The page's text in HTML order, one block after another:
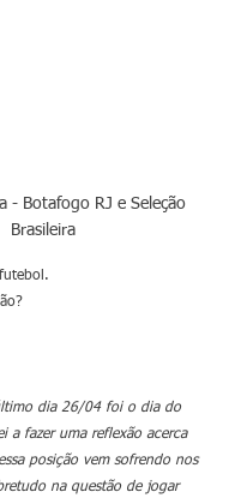
- Botafogo RJ e Seleção
Brasileira
dia 26/04 foi o dia do
a fazer uma reflexão acerca
posição vem sofrendo nos
na questão de jogar